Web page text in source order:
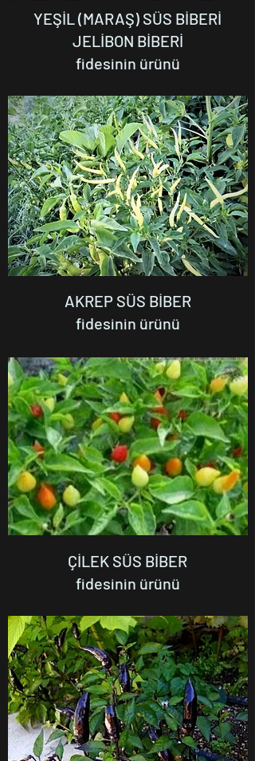
YEŞİL (MARAŞ) SÜS BİBERİ
JELİBON BİBERİ
fidesinin ürünü
AKREP SÜS BİBER
fidesinin ürünü
ÇİLEK SÜS BİBER
fidesinin ürünü